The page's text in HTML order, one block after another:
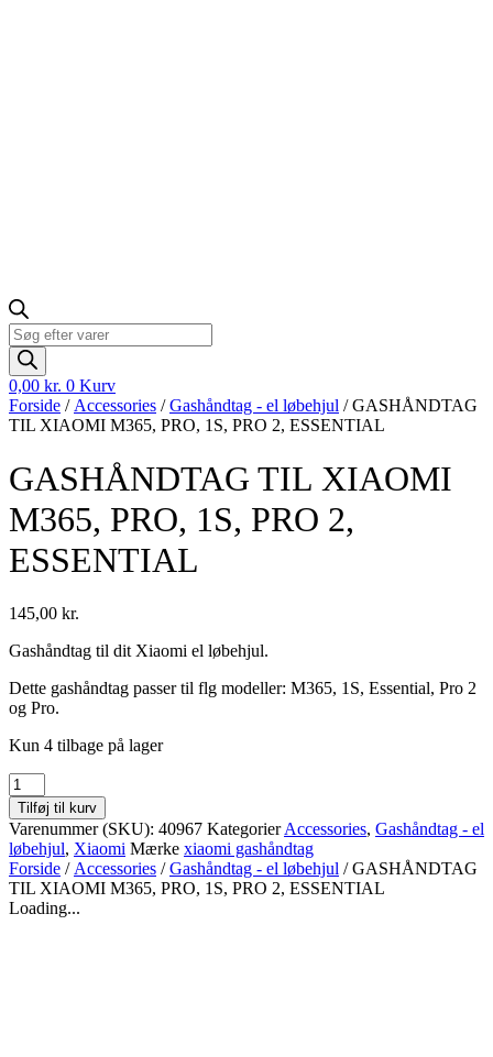
Products
search
0,00 kr. 0 Kurv
Forside / Accessories /Gashåndtag - el løbehjul / GASHÅNDTAG
TIL XIAOMI M365, PRO, 1S, PRO 2, ESSENTIAL
GASHÅNDTAG TIL XIAOMI
M365, PRO, 1S, PRO 2,
ESSENTIAL
145,00 kr.
Gashåndtag til dit Xiaomi el løbehjul.
Dette gashåndtag passer til flg modeller: M365, 1S, Essential, Pro 2
og Pro.
Kun 4 tilbage på lager
GASHÅNDTAG
TIL
XIAOMI
M365,
PRO,
1S,
PRO
Tilføj til kurv
Varenummer (SKU): 40967 KategorierAccessories, Gashåndtag - el
løbehjul, Xiaomi Mærke xiaomi gashåndtag
Forside /Accessories /Gashåndtag - el løbehjul / GASHÅNDTAG
TIL XIAOMI M365, PRO, 1S, PRO 2, ESSENTIAL
Loading...